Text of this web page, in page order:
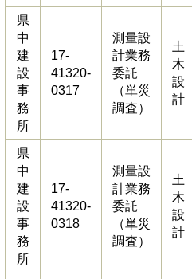
県
中
建
設
事
務
所
17-
41320-
0317
測量設
計業務
委託
（単災
調査）
土
木
設
計
県
中
建
設
事
務
所
17-
41320-
0318
測量設
計業務
委託
（単災
調査）
土
木
設
計